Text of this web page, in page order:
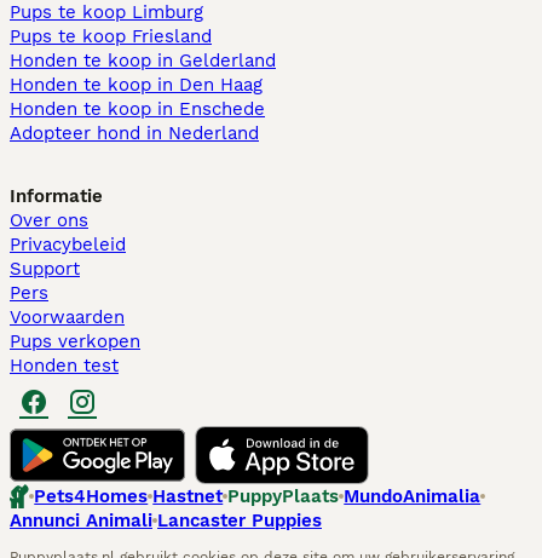
Pups te koop Limburg​
Pups te koop Friesland​
Honden te koop in Gelderland
Honden te koop in Den Haag
Honden te koop in Enschede
Adopteer hond in Nederland
Informatie
Over ons
Privacybeleid
Support
Pers
Voorwaarden
Pups verkopen
Honden test
Pets4Homes Hastnet PuppyPlaats MundoAnimalia
Annunci Animali Lancaster Puppies